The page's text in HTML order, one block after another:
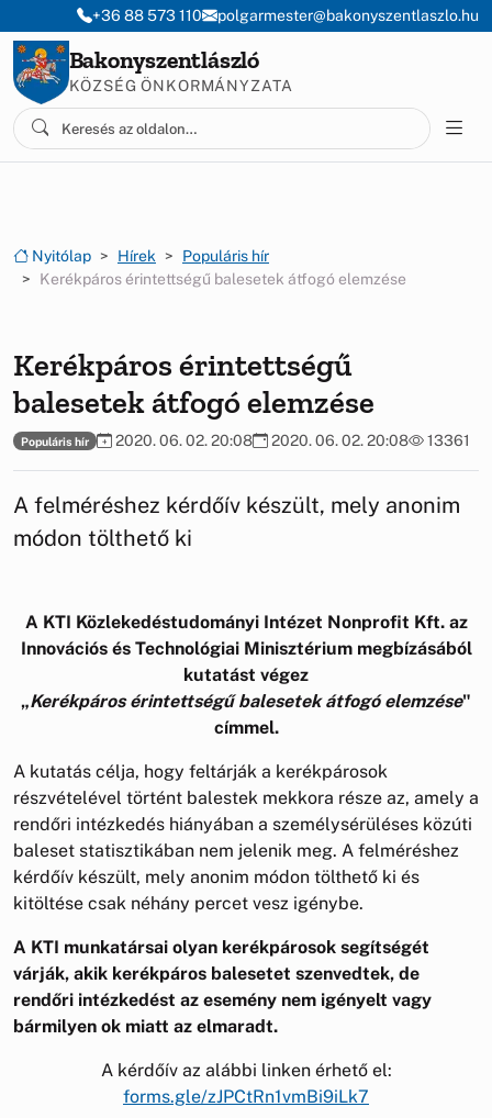
Ugrás a menüre
Ugrás a tartalomra
+36 88 573 110 polgarmester@bakonyszentlaszlo.hu
Bakonyszentlászló
KÖZSÉG ÖNKORMÁNYZATA
Nyitólap Hírek
Populáris hír
Kerékpáros érintettségű balesetek átfogó elemzése
Kerékpáros érintettségű
balesetek átfogó elemzése
Populáris hír 2020. 06. 02. 20:08 2020. 06. 02. 20:08 13361
A felméréshez kérdőív készült, mely anonim
módon tölthető ki
A KTI Közlekedéstudományi Intézet Nonprofit Kft. az
Innovációs és Technológiai Minisztérium megbízásából
kutatást végez
„Kerékpáros érintettségű balesetek átfogó elemzése"
címmel.
A kutatás célja, hogy feltárják a kerékpárosok
részvételével történt balestek mekkora része az, amely a
rendőri intézkedés hiányában a személysérüléses közúti
baleset statisztikában nem jelenik meg. A felméréshez
kérdőív készült, mely anonim módon tölthető ki és
kitöltése csak néhány percet vesz igénybe.
A KTI munkatársai olyan kerékpárosok segítségét
várják, akik kerékpáros balesetet szenvedtek, de
rendőri intézkedést az esemény nem igényelt vagy
bármilyen ok miatt az elmaradt.
A kérdőív az alábbi linken érhető el:
forms.gle/zJPCtRn1vmBi9iLk7